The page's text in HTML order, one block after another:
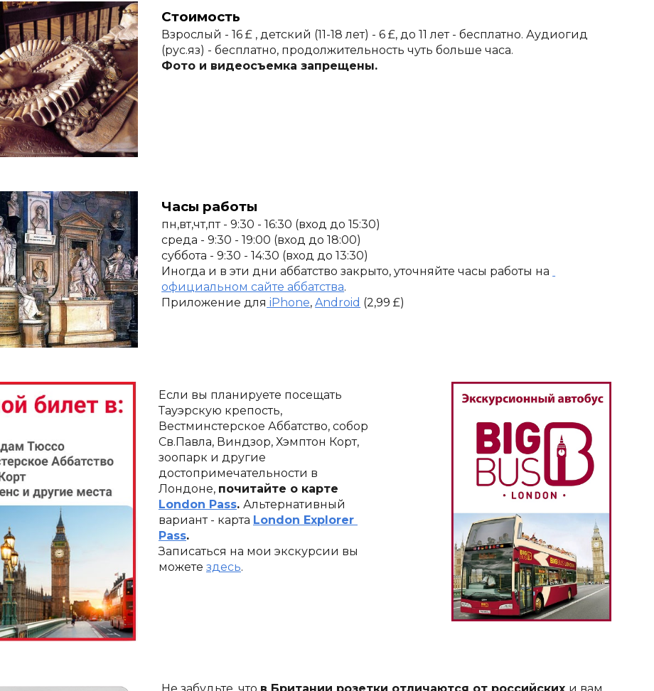
Стоимость
Взрослый - 16 £ , детский (11-18 лет) - 6 £, до 11 лет - бесплатно. Аудиогид
(рус.яз) - бесплатно, продолжительность чуть больше часа.
Фото и видеосъемка запрещены.
Часы работы
пн,вт,чт,пт - 9:30 - 16:30 (вход до 15:30)
среда - 9:30 - 19:00 (вход до 18:00)
суббота - 9:30 - 14:30 (вход до 13:30)
Иногда и в эти дни аббатство закрыто, уточняйте часы работы на
официальном сайте аббатства.
Приложение для iPhone, Android (2,99 £)
Если вы планируете посещать
Тауэрскую крепость,
Вестминстерское Аббатство, собор
Св.Павла, Виндзор, Хэмптон Корт,
зоопарк и другие
достопримечательности в
Лондоне,
London Pass. Альтернативный
вариант - карта London Explorer
Pass.
Записаться на мои экскурсии вы
можете здесь.